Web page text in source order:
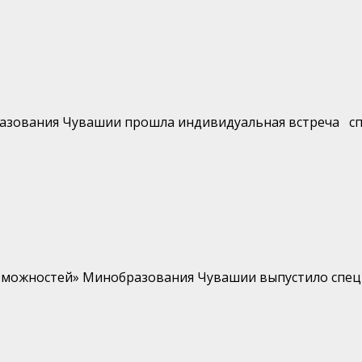
Чувашии прошла индивидуальная встреча
Минобразования Чувашии выпустило